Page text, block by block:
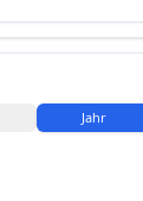
Jahr